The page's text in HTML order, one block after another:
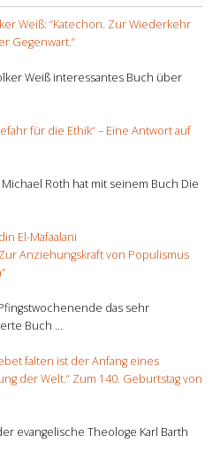
Weiß: “Katechon. Zur Wiederkehr
Gegenwart.”
Weiß interessantes Buch über
für die Ethik“ – Eine Antwort auf
Roth hat mit seinem Buch Die
El-Mafaalani
Anziehungskraft von Populismus
das sehr
Buch ...
falten ist der Anfang eines
der Welt.“ Zum 140. Geburtstag von
evangelische Theologe Karl Barth